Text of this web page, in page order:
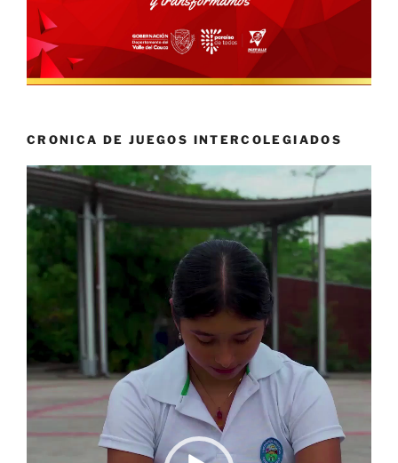
CRONICA DE JUEGOS INTERCOLEGIADOS
Reproductor
vídeo